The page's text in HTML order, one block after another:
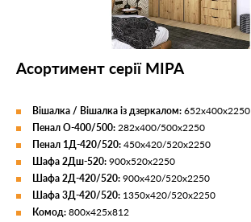
Асортимент серії МІРА
Вішалка / Вішалка із дзеркалом: 652х400х2250
Пенал О-400/500: 282х400/500х2250
Пенал 1Д-420/520: 450х420/520х2250
Шафа 2Дш-520: 900х520х2250
Шафа 2Д-420/520: 900х420/520х2250
Шафа 3Д-420/520: 1350х420/520х2250
Комод: 800х425х812